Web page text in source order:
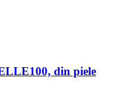
din piele